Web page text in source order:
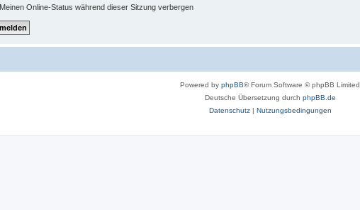
Meinen Online-Status während dieser Sitzung verbergen
Powered by phpBB® Forum Software © phpBB Limited
Deutsche Übersetzung durch phpBB.de
Datenschutz| Nutzungsbedingungen